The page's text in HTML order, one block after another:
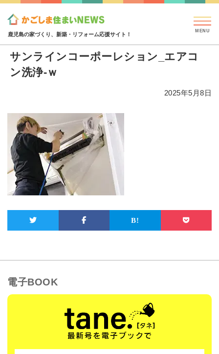
鹿児島の家づくり、新築・リフォーム応援サイト！
サンラインコーポーレション_エアコン洗
サンラインコーポーレション_エアコ
ン洗浄-ｗ
2025年5月8日
電子BOOK